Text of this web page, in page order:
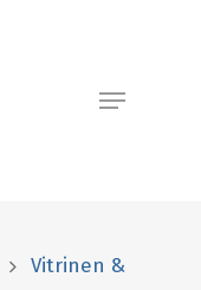
Vitrinen &